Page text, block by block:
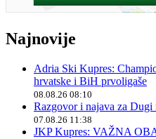
Najnovije
Adria Ski Kupres:
hrvatske i BiH prvoligaše
08.08.26 08:10
Razgovor i najava za Dugi
07.08.26 11:38
JKP Kupres: VAŽNA